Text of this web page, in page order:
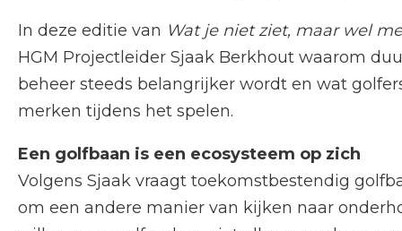
In deze editie van Wat je niet ziet, maar wel
HGM Projectleider Sjaak Berkhout waarom
beheer steeds belangrijker wordt en wat
merken tijdens het spelen.
Een golfbaan is een ecosysteem op zich
Volgens Sjaak vraagt toekomstbestendig
om een andere manier van kijken naar